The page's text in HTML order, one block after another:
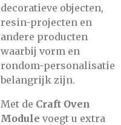
decoratieve objecten,
resin-projecten en
andere producten
waarbij vorm en
rondom-personalisatie
belangrijk zijn.
Met de Craft Oven
Module voegt u extra